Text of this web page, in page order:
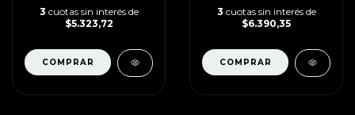
3 cuotas sin interés de
$5.323,72
3 cuotas sin interés de
$6.390,35